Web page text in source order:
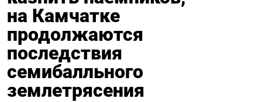
на Камчатке
продолжаются
последствия
семибалльного
землетрясения